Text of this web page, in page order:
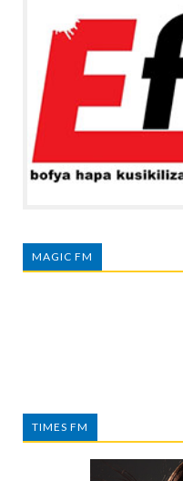
MAGIC FM
TIMES FM